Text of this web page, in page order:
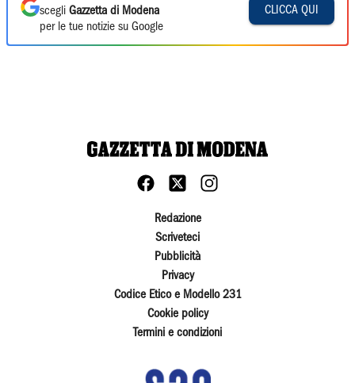
scegli Gazzetta di Modena
per le tue notizie su Google
CLICCA QUI
Redazione
Scriveteci
Pubblicità
Privacy
Codice Etico e Modello 231
Cookie policy
Termini e condizioni